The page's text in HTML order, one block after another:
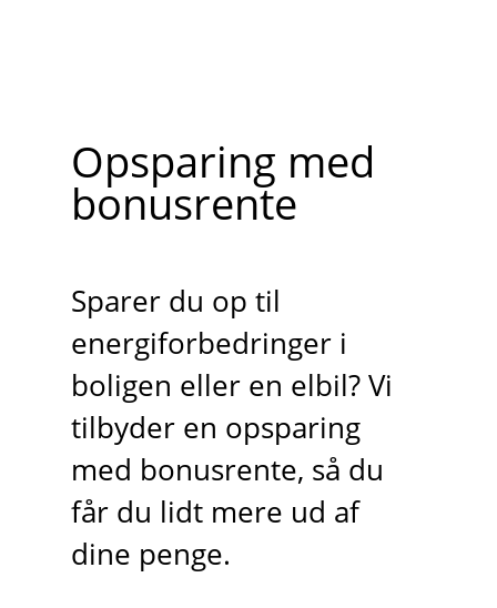
Opsparing med
bonusrente
Sparer du op til
energiforbedringer i
boligen eller en elbil? Vi
tilbyder en opsparing
med bonusrente, så du
får du lidt mere ud af
dine penge.